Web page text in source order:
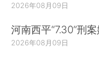
2026年08月09日
河南西平“7.30”刑
2026年08月09日